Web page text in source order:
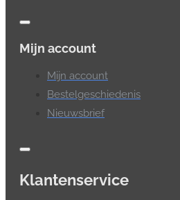
Mijn account
Mijn account
Bestelgeschiedenis
Nieuwsbrief
Klantenservice